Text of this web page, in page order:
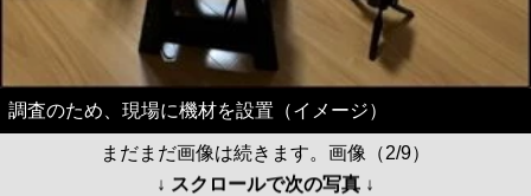
調査のため、現場に機材を設置（イメージ）
まだまだ画像は続きます。画像（2/9）
↓ スクロールで次の写真 ↓